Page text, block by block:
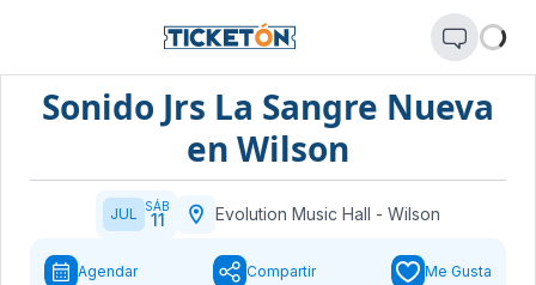
Sonido Jrs La Sangre Nueva
en Wilson
JUL SÁB
11 Evolution Music Hall - Wilson
Agendar Compartir Me Gusta